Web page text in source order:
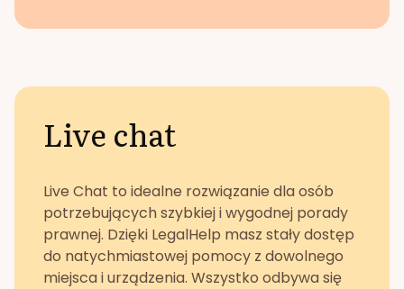
Live chat
Live Chat to idealne rozwiązanie dla osób
potrzebujących szybkiej i wygodnej porady
prawnej. Dzięki LegalHelp masz stały dostęp
do natychmiastowej pomocy z dowolnego
miejsca i urządzenia. Wszystko odbywa się